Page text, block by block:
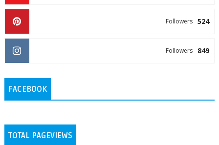
524
Followers
849
Followers
FACEBOOK
TOTAL PAGEVIEWS